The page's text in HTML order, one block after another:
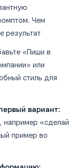
Чем
результат
«Пиши в
или
стиль для
вариант:
например «сделай
пример во